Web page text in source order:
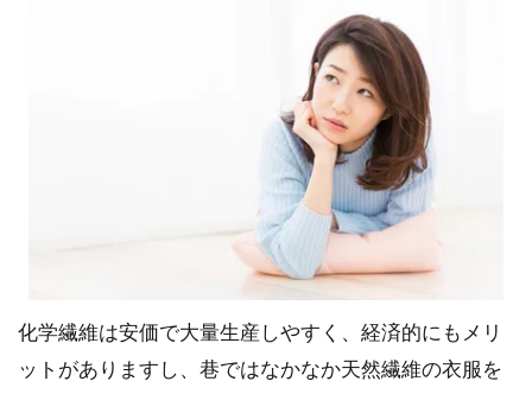
化学繊維は安価で大量生産しやすく、経済的にもメリ
ットがありますし、巷ではなかなか天然繊維の衣服を